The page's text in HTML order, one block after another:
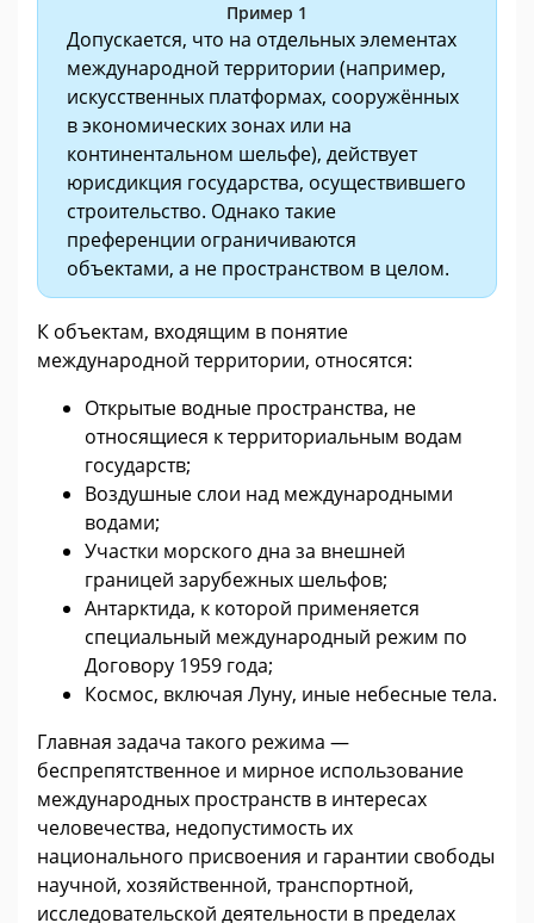
Пример 1
Допускается, что на отдельных элементах
международной территории (например,
искусственных платформах, сооружённых
в экономических зонах или на
континентальном шельфе), действует
юрисдикция государства, осуществившего
строительство. Однако такие
преференции ограничиваются
объектами, а не пространством в целом.
К объектам, входящим в понятие
международной территории, относятся:
Открытые водные пространства, не
относящиеся к территориальным водам
государств;
Воздушные слои над международными
водами;
Участки морского дна за внешней
границей зарубежных шельфов;
Антарктида, к которой применяется
специальный международный режим по
Договору 1959 года;
Космос, включая Луну, иные небесные тела.
Главная задача такого режима —
беспрепятственное и мирное использование
международных пространств в интересах
человечества, недопустимость их
национального присвоения и гарантии свободы
научной, хозяйственной, транспортной,
исследовательской деятельности в пределах